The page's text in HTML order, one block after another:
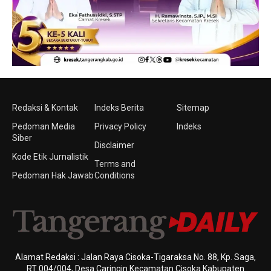
Redaksi & Kontak
Pedoman Media
Siber
Kode Etik Jurnalistik
Pedoman Hak Jawab
Indeks Berita
Privacy Policy
Disclaimer
Terms and
Conditions
Sitemap
Indeks
Alamat Redaksi : Jalan Raya Cisoka-Tigaraksa No. 88, Kp. Saga,
RT 004/004, Desa Caringin Kecamatan Cisoka Kabupaten